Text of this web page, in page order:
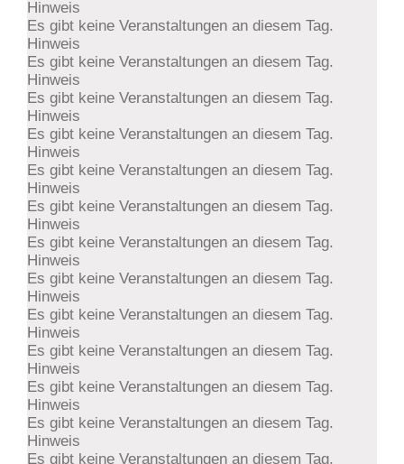
Hinweis
Es gibt keine Veranstaltungen an diesem Tag.
Hinweis
Es gibt keine Veranstaltungen an diesem Tag.
Hinweis
Es gibt keine Veranstaltungen an diesem Tag.
Hinweis
Es gibt keine Veranstaltungen an diesem Tag.
Hinweis
Es gibt keine Veranstaltungen an diesem Tag.
Hinweis
Es gibt keine Veranstaltungen an diesem Tag.
Hinweis
Es gibt keine Veranstaltungen an diesem Tag.
Hinweis
Es gibt keine Veranstaltungen an diesem Tag.
Hinweis
Es gibt keine Veranstaltungen an diesem Tag.
Hinweis
Es gibt keine Veranstaltungen an diesem Tag.
Hinweis
Es gibt keine Veranstaltungen an diesem Tag.
Hinweis
Es gibt keine Veranstaltungen an diesem Tag.
Hinweis
Es gibt keine Veranstaltungen an diesem Tag.